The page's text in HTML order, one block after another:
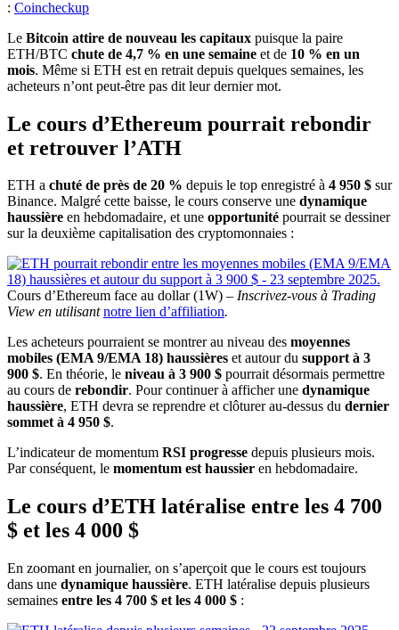
: Coincheckup
Le Bitcoin attire de nouveau les capitaux puisque la paire
ETH/BTC chute de 4,7 % en une semaine et de 10 % en un
mois. Même si ETH est en retrait depuis quelques semaines, les
acheteurs n’ont peut-être pas dit leur dernier mot.
Le cours d’Ethereum pourrait rebondir
et retrouver l’ATH
ETH a chuté de près de 20 % depuis le top enregistré à 4 950 $ sur
Binance. Malgré cette baisse, le cours conserve une dynamique
haussière en hebdomadaire, et une opportunité pourrait se dessiner
sur la deuxième capitalisation des cryptomonnaies :
Cours d’Ethereum face au dollar (1W) – Inscrivez-vous à Trading
View en utilisantnotre lien d’affiliation.
Les acheteurs pourraient se montrer au niveau des moyennes
mobiles (EMA 9/EMA 18) haussières et autour du support à 3
900 $. En théorie, le niveau à 3 900 $ pourrait désormais permettre
au cours de rebondir. Pour continuer à afficher une dynamique
haussière, ETH devra se reprendre et clôturer au-dessus du dernier
sommet à 4 950 $.
L’indicateur de momentum RSI progresse depuis plusieurs mois.
Par conséquent, le momentum est haussier en hebdomadaire.
Le cours d’ETH latéralise entre les 4 700
$ et les 4 000 $
En zoomant en journalier, on s’aperçoit que le cours est toujours
dans une dynamique haussière. ETH latéralise depuis plusieurs
semaines entre les 4 700 $ et les 4 000 $ :